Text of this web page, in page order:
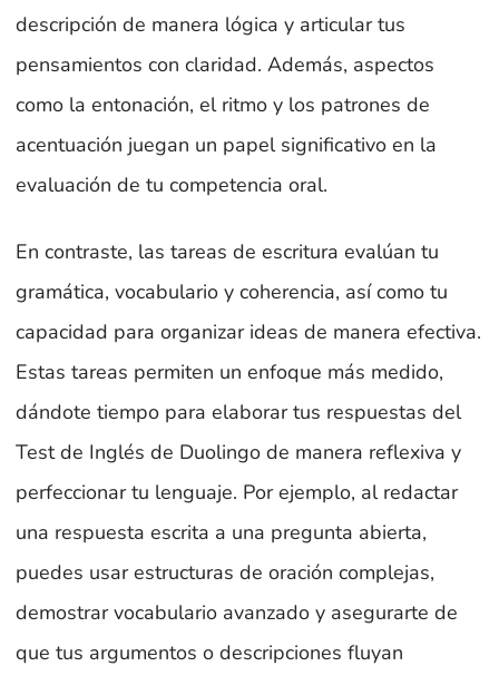
descripción de manera lógica y articular tus
pensamientos con claridad. Además, aspectos
como la entonación, el ritmo y los patrones de
acentuación juegan un papel significativo en la
evaluación de tu competencia oral.
En contraste, las tareas de escritura evalúan tu
gramática, vocabulario y coherencia, así como tu
capacidad para organizar ideas de manera efectiva.
Estas tareas permiten un enfoque más medido,
dándote tiempo para elaborar tus respuestas del
Test de Inglés de Duolingo de manera reflexiva y
perfeccionar tu lenguaje. Por ejemplo, al redactar
una respuesta escrita a una pregunta abierta,
puedes usar estructuras de oración complejas,
demostrar vocabulario avanzado y asegurarte de
que tus argumentos o descripciones fluyan